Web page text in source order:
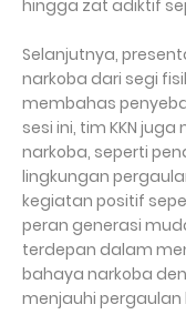
hingga zat adiktif
Selanjutnya,
narkoba dari segi
membahas
sesi ini, tim KKN
narkoba, seperti
lingkungan
kegiatan positif
peran generasi
terdepan dalam
bahaya narkoba
menjauhi pergaulan